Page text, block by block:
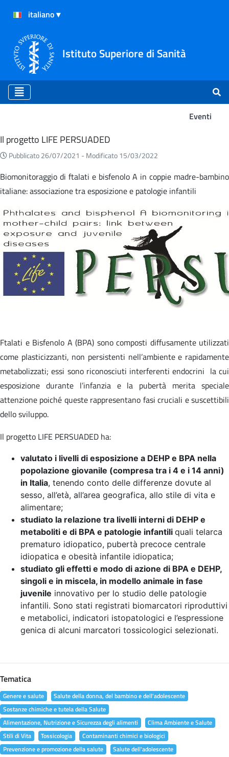
Istituto Superiore di Sanità
Eventi
Eventi
Il progetto LIFE PERSUADED
Pubblicato 26/07/2021 - Modificato 15/03/2022
Biomonitoraggio di ftalati e bisfenolo A in coppie madre-bambino
italiane: associazione tra esposizione e patologie infantili
Ftalati e Bisfenolo A (BPA) sono composti diffusamente utilizzati
come plasticizzanti, non persistenti nell’ambiente e rapidamente
metabolizzati; essi sono riconosciuti interferenti endocrini la cui
esposizione durante l’infanzia e la pubertà merita speciale
attenzione poiché queste rappresentano fasi cruciali e suscettibili
dello sviluppo.
Il progetto LIFE PERSUADED ha:
valutato i livelli di esposizione a DEHP e BPA nella
popolazione giovanile (compresa tra i 4 e i 14 anni)
in Italia, tenendo conto delle differenze dovute al
sesso, all’età, all’area geografica, allo stile di vita e
alimentare;
studiato la relazione tra livelli interni di DEHP e
metaboliti e di BPA e patologie infantili quali telarca
prematuro idiopatico, pubertà precoce centrale
idiopatica e obesità infantile idiopatica;
studiato gli effetti e modo di azione di BPA e DEHP,
singoli e in miscela, in modello animale in fase
juvenile innovativo per lo studio delle patologie
infantili. Sono stati registrati biomarcatori riproduttivi
e metabolici, indicatori istopatologici e l’espressione
genica di alcuni marcatori tossicologici selezionati.
Tematica
Genere e salute
Salute della donna, del bambino e dell'adolescente
Sostanze chimiche e tutela della Salute
Alimentazione, Nutrizione e Sicurezza degli alimenti
Clima Ambiente e Salute
Stili di Vita
Tossicologia
Contaminanti chimici e biologici
Prevenzione e promozione della salute
Salute dell'adolescente